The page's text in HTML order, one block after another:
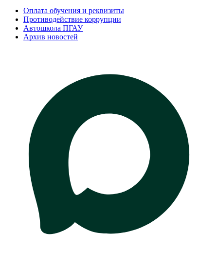
Оплата обучения и реквизиты
Противодействие коррупции
Автошкола ПГАУ
Архив новостей